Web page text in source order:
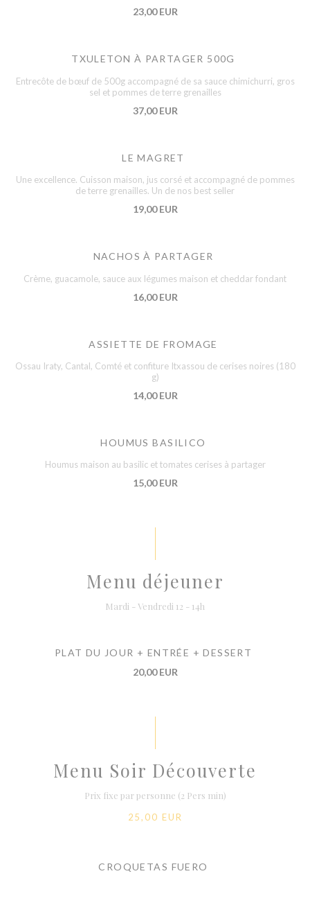
23,00 EUR
TXULETON À PARTAGER 500G
Entrecôte de bœuf de 500g accompagné de sa sauce chimichurri, gros
sel et pommes de terre grenailles
37,00 EUR
LE MAGRET
Une excellence. Cuisson maison, jus corsé et accompagné de pommes
de terre grenailles. Un de nos best seller
19,00 EUR
NACHOS À PARTAGER
Crème, guacamole, sauce aux légumes maison et cheddar fondant
16,00 EUR
ASSIETTE DE FROMAGE
Ossau Iraty, Cantal, Comté et confiture Itxassou de cerises noires (180
g)
14,00 EUR
HOUMUS BASILICO
Houmus maison au basilic et tomates cerises à partager
15,00 EUR
Menu déjeuner
Mardi - Vendredi 12 - 14h
PLAT DU JOUR + ENTRÉE + DESSERT
20,00 EUR
Menu Soir Découverte
Prix fixe par personne (2 Pers min)
25,00 EUR
CROQUETAS FUERO